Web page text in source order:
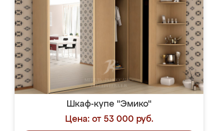
Шкаф-купе "Эмико"
Цена: от 53 000 руб.